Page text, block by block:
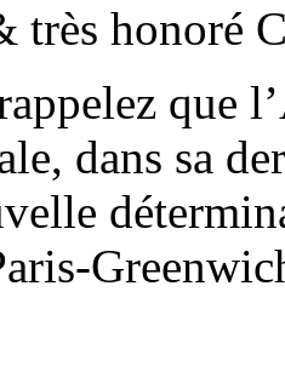
très honoré
que
dans sa